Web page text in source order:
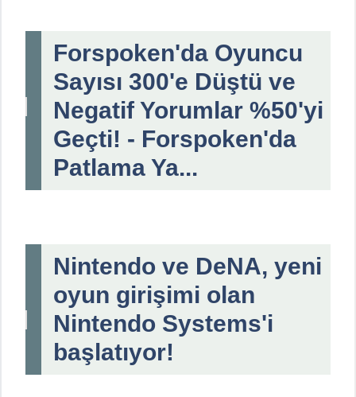
Forspoken'da Oyuncu
Sayısı 300'e Düştü ve
Negatif Yorumlar %50'yi
Geçti! - Forspoken'da
Patlama Ya...
Nintendo ve DeNA, yeni
oyun girişimi olan
Nintendo Systems'i
başlatıyor!